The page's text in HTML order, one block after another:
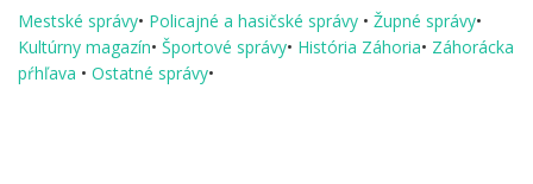
Mestské správy• Policajné a hasičské správy • Župné správy•
Kultúrny magazín• Športové správy• História Záhoria• Záhorácka
pŕhľava • Ostatné správy•